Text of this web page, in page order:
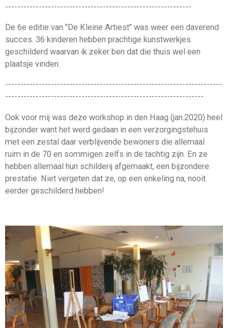
-------------------------------------------------------------
De 6e editie van "De Kleine Artiest" was weer een daverend
succes. 36 kinderen hebben prachtige kunstwerkjes
geschilderd waarvan ik zeker ben dat die thuis wel een
plaatsje vinden.
-----------------------------------------------------------------------
-----------------------------------------------------------------
Ook voor mij was deze workshop in den Haag (jan.2020) heel
bijzonder want het werd gedaan in een verzorgingstehuis
met een zestal daar verblijvende bewoners die allemaal
ruim in de 70 en sommigen zelfs in de tachtig zijn. En ze
hebben allemaal hun schilderij afgemaakt, een bijzondere
prestatie. Niet vergeten dat ze, op een enkeling na, nooit
eerder geschilderd hebben!